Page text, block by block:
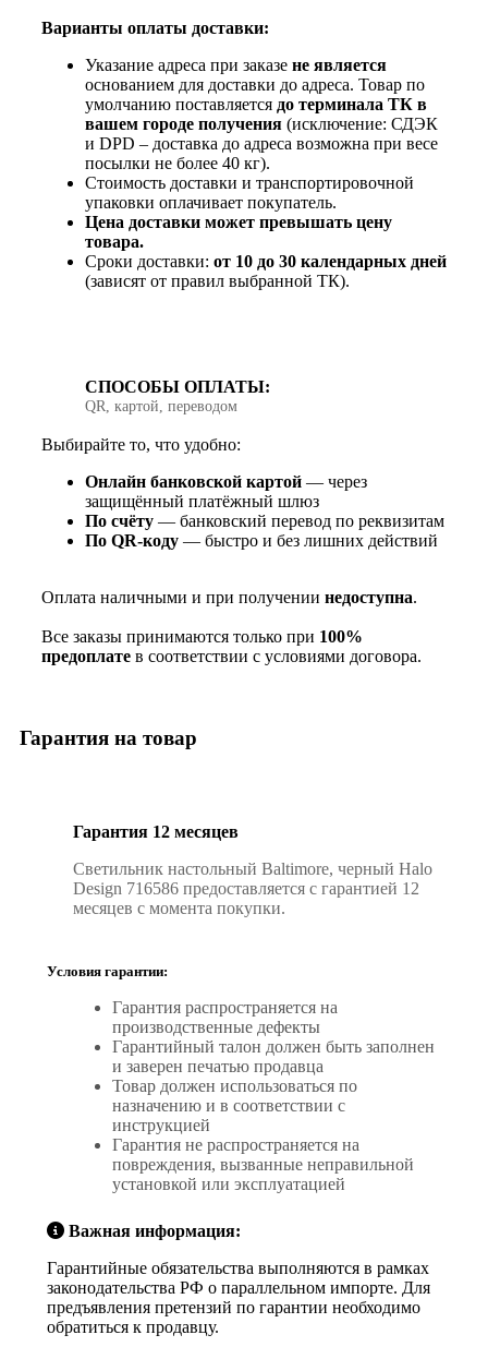
Варианты оплаты доставки:
Указание адреса при заказе не является
основанием для доставки до адреса. Товар по
умолчанию поставляется до терминала ТК в
вашем городе получения (исключение: СДЭК
и DPD – доставка до адреса возможна при весе
посылки не более 40 кг).
Стоимость доставки и транспортировочной
упаковки оплачивает покупатель.
Цена доставки может превышать цену
товара.
Сроки доставки: от 10 до 30 календарных дней
(зависят от правил выбранной ТК).
СПОСОБЫ ОПЛАТЫ:
QR, картой, переводом
Выбирайте то, что удобно:
Онлайн банковской картой — через
защищённый платёжный шлюз
По счёту — банковский перевод по реквизитам
По QR‑коду — быстро и без лишних действий
Оплата наличными и при получении недоступна.
Все заказы принимаются только при 100%
предоплате в соответствии с условиями договора.
Гарантия на товар
Гарантия 12 месяцев
Светильник настольный Baltimore, черный Halo
Design 716586 предоставляется с гарантией 12
месяцев с момента покупки.
Условия гарантии:
Гарантия распространяется на
производственные дефекты
Гарантийный талон должен быть заполнен
и заверен печатью продавца
Товар должен использоваться по
назначению и в соответствии с
инструкцией
Гарантия не распространяется на
повреждения, вызванные неправильной
установкой или эксплуатацией
Важная информация:
Гарантийные обязательства выполняются в рамках
законодательства РФ о параллельном импорте. Для
предъявления претензий по гарантии необходимо
обратиться к продавцу.